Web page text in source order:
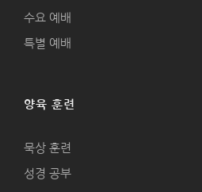
수요 예배
특별 예배
양육 훈련
묵상 훈련
성경 공부